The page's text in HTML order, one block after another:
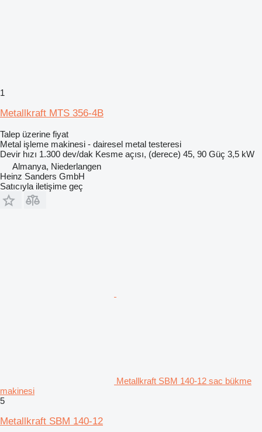
1
Metallkraft MTS 356-4B
Talep üzerine fiyat
Metal işleme makinesi - dairesel metal testeresi
Devir hızı 1.300 dev/dak Kesme açısı, (derece) 45, 90 Güç 3,5 kW
Almanya, Niederlangen
Heinz Sanders GmbH
Satıcıyla iletişime geç
Metallkraft SBM 140-12 sac bükme
makinesi
5
Metallkraft SBM 140-12